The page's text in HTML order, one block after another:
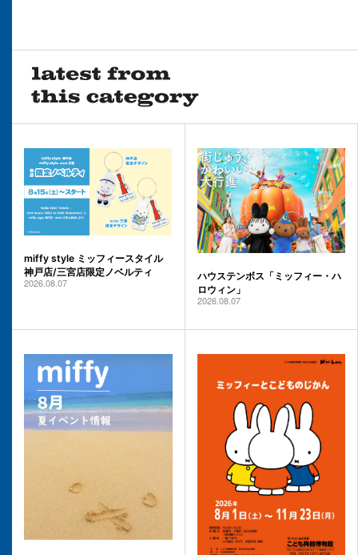
miffy style ミッフィースタイル
神戸店/三宮店限定ノベルティ
2026.08.07
ハウステンボス「ミッフィー・ハ
ロウィン」
2026.08.07